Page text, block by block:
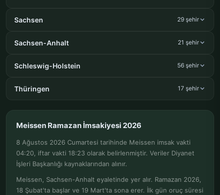
Sachsen 29 şehir
Sachsen-Anhalt 21 şehir
Schleswig-Holstein 56 şehir
Thüringen 17 şehir
Meissen Ramazan İmsakiyesi 2026
8 Ağustos 2026 Cumartesi tarihinde Meissen imsak vakti
04:20, iftar vakti 18:23 olarak belirlenmiştir. Veriler Diyanet
İşleri Başkanlığı kaynaklarından alınır.
Meissen, Sachsen-Anhalt eyaletinde yer alır. Ramazan 2026,
18 Şubat'ta başlar ve 19 Mart'ta sona erer. İlk gün oruç süresi